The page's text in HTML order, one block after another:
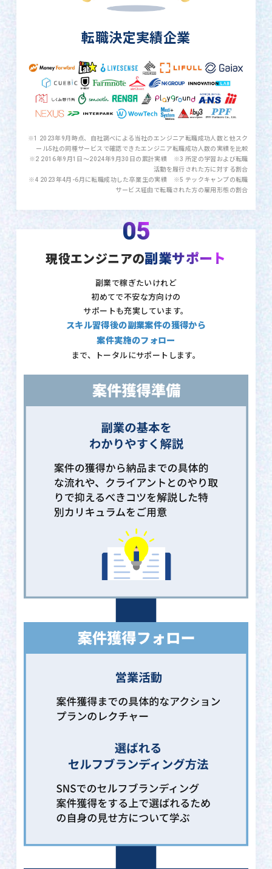
転職決定実績企業
※1 2023年9月時点、自社調べによる当社のエンジニア転職成功人数と他スク
ール5社の同種サービスで確認できたエンジニア転職成功人数の実績を比較
※2 2016年9月1日〜2024年9月30日の累計実績 ※3 所定の学習および転職
活動を履行された方に対する割合
※4 2023年4月-6月に転職成功した卒業生の実績 ※5 テックキャンプの転職
サービス経由で転職された方の雇用形態の割合
05
現役エンジニアの副業サポート
副業で稼ぎたいけれど
初めてで不安な方向けの
サポートも充実しています。
スキル習得後の副業案件の獲得から
案件実施のフォロー
まで、トータルにサポートします。